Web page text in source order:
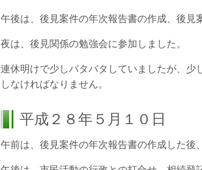
午後は、後見案件の年次報告書の作成、後見
夜は、後見関係の勉強会に参加しました。
連休明けで少しバタバタしていましたが、少
しなければなりません。
平成２８年５月１０日
午前は、後見案件の年次報告書の作成した後